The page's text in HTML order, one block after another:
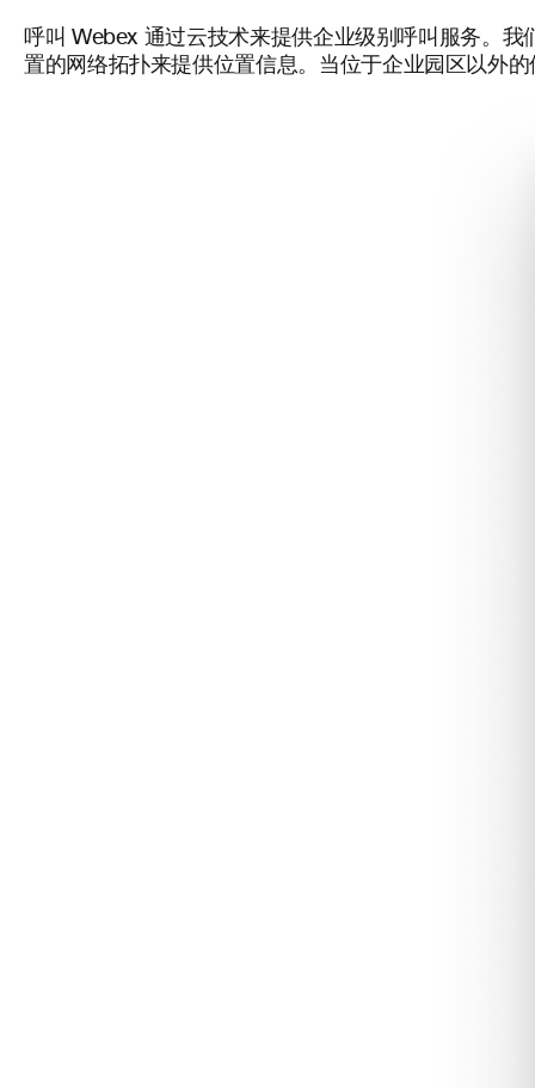
呼叫 Webex 通过云技术来提供企业级别呼叫服务。
置的网络拓扑来提供位置信息。当位于企业园区以外